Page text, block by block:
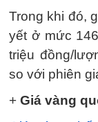
Trong khi đó,
yết ở mức
triệu đồng/
so với phiên
+ Giá vàng